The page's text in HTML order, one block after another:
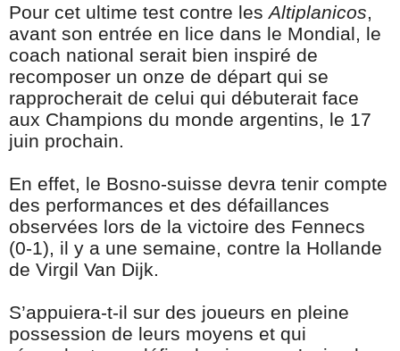
Pour cet ultime test contre lesAltiplanicos,
avant son entrée en lice dans le Mondial, le
coach national serait bien inspiré de
recomposer un onze de départ qui se
rapprocherait de celui qui débuterait face
aux Champions du monde argentins, le 17
juin prochain.
En effet, le Bosno-suisse devra tenir compte
des performances et des défaillances
observées lors de la victoire des Fennecs
(0-1), il y a une semaine, contre la Hollande
de Virgil Van Dijk.
S’appuiera-t-il sur des joueurs en pleine
possession de leurs moyens et qui